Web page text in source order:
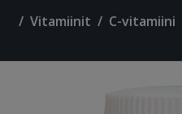
Vitamiinit C-vitamiini